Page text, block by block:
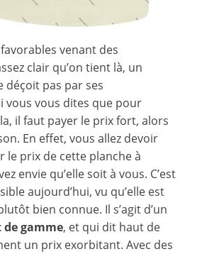
venant des
clair qu’on tient là, un
déçoit pas par ses
vous vous dites que pour
il faut payer le prix fort, alors
En effet, vous allez devoir
le prix de cette planche à
envie qu’elle soit à vous. C’est
aujourd’hui, vu qu’elle est
bien connue. Il s’agit d’un
gamme, et qui dit haut de
un prix exorbitant. Avec des